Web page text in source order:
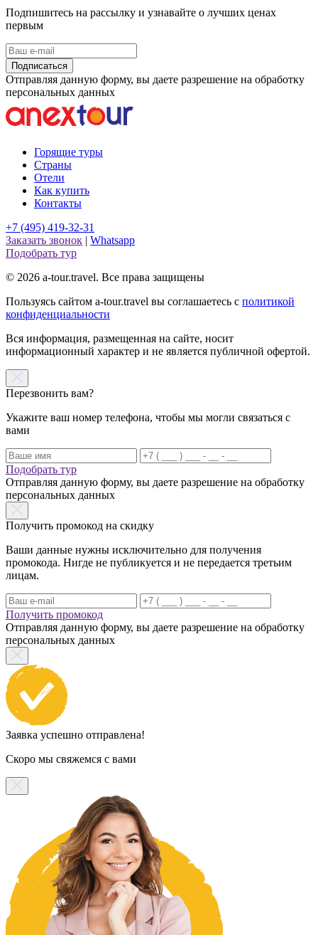
Подпишитесь на рассылку и узнавайте о лучших ценах
первым
Подписаться
Отправляя данную форму, вы даете разрешение на обработку
персональных данных
Горящие туры
Страны
Отели
Как купить
Контакты
+7 (495) 419-32-31
Заказать звонок | Whatsapp
Подобрать тур
© 2026 a-tour.travel. Все права защищены
Пользуясь сайтом a-tour.travel вы соглашаетесь с политикой
конфиденциальности
Вся информация, размещенная на сайте, носит
информационный характер и не является публичной офертой.
Перезвонить вам?
Укажите ваш номер телефона, чтобы мы могли связаться с
вами
Подобрать тур
Отправляя данную форму, вы даете разрешение на обработку
персональных данных
Получить промокод на скидку
Ваши данные нужны исключительно для получения
промокода. Нигде не публикуется и не передается третьим
лицам.
Получить промокод
Отправляя данную форму, вы даете разрешение на обработку
персональных данных
Заявка успешно отправлена!
Скоро мы свяжемся с вами